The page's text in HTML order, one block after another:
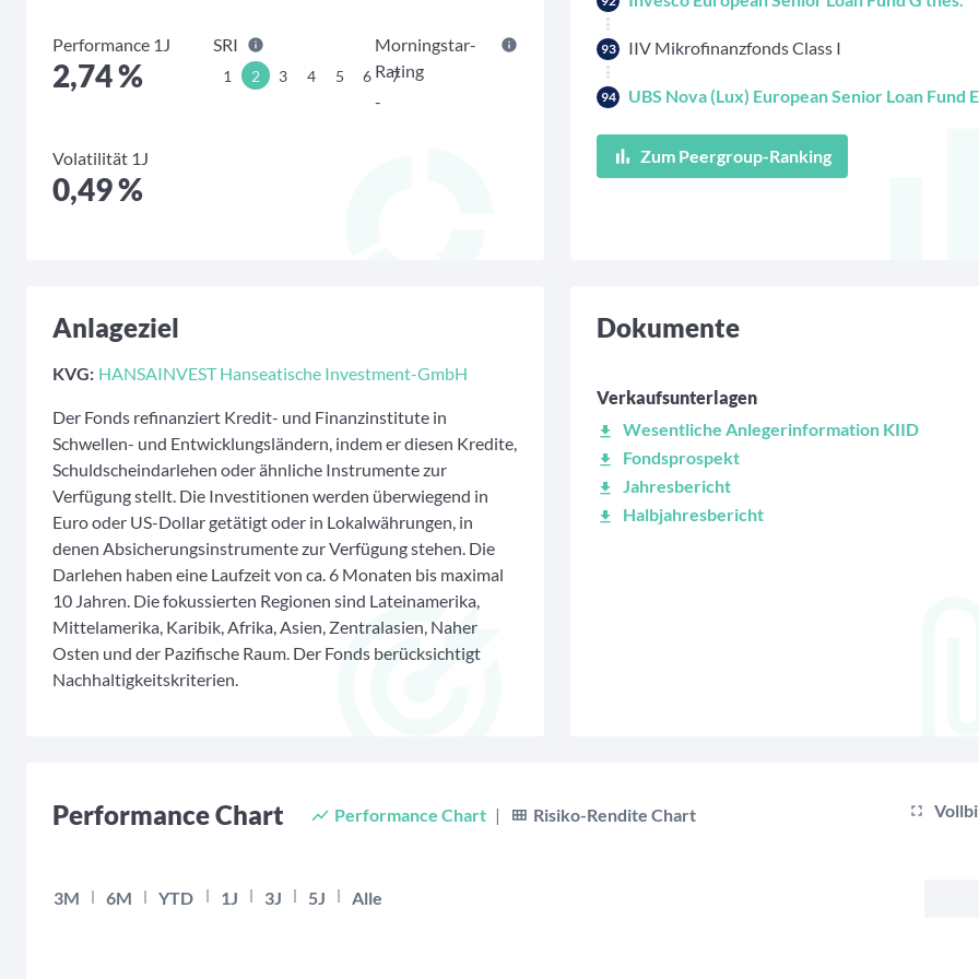
Performance 1J
2,74 %
Volatilität 1J
0,49 %
SRI
1 2 3 4 5 6 7
Morningstar-
Rating
-
93 IIV Mikrofinanzfonds Class I
94 UBS Nova (Lux) European Senior Loan Fund
Zum Peergroup-Ranking
Anlageziel
KVG: HANSAINVEST Hanseatische Investment-GmbH
Der Fonds refinanziert Kredit- und Finanzinstitute in
Schwellen- und Entwicklungsländern, indem er diesen Kredite,
Schuldscheindarlehen oder ähnliche Instrumente zur
Verfügung stellt. Die Investitionen werden überwiegend in
Euro oder US-Dollar getätigt oder in Lokalwährungen, in
denen Absicherungsinstrumente zur Verfügung stehen. Die
Darlehen haben eine Laufzeit von ca. 6 Monaten bis maximal
10 Jahren. Die fokussierten Regionen sind Lateinamerika,
Mittelamerika, Karibik, Afrika, Asien, Zentralasien, Naher
Osten und der Pazifische Raum. Der Fonds berücksichtigt
Nachhaltigkeitskriterien.
Dokumente
Verkaufsunterlagen
Wesentliche Anlegerinformation KIID
Fondsprospekt
Jahresbericht
Halbjahresbericht
Performance Chart Performance Chart | Risiko-Rendite Chart
3M 6M YTD 1J 3J 5J Alle